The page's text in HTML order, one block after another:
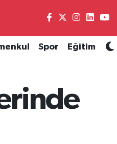
Spor Eğitim